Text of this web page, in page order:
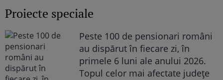
Proiecte speciale
Peste 100 de pensionari români
au dispărut în fiecare zi, în
primele 6 luni ale anului 2026.
Topul celor mai afectate județe